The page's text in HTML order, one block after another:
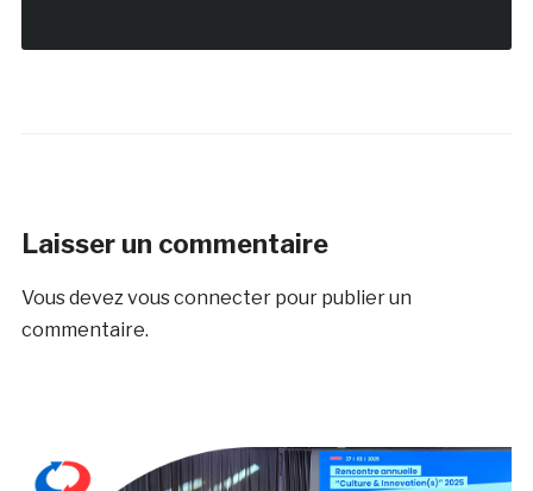
Laisser un commentaire
Vous devez vous connecterpour publier un
commentaire.